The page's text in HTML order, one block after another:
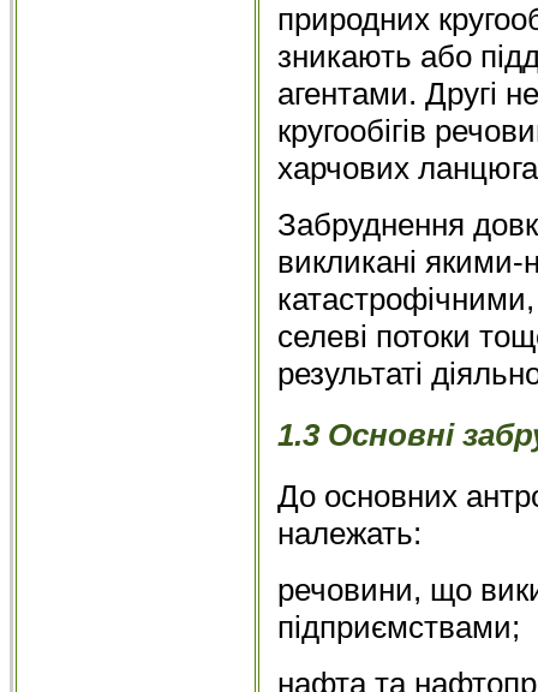
природних
зникають або
агентами. Другі
кругообігів
харчових
Забруднення
викликані
селеві потоки
результаті
1.3 Основні
До основних
належать:
речовини, що
підприємствами;
нафта та